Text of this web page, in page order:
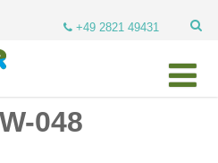
+49 2821 49431
048